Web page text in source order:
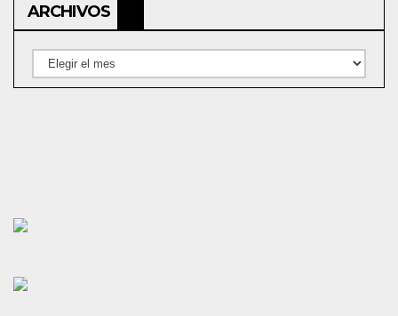
ARCHIVOS
Archivos